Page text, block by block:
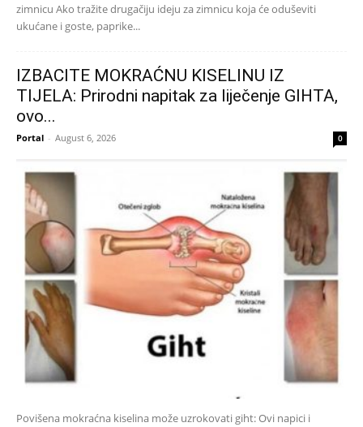
zimnicu Ako tražite drugačiju ideju za zimnicu koja će oduševiti
ukućane i goste, paprike...
IZBACITE MOKRAĆNU KISELINU IZ
TIJELA: Prirodni napitak za liječenje GIHTA,
ovo...
Portal - August 6, 2026 0
Povišena mokraćna kiselina može uzrokovati giht: Ovi napici i